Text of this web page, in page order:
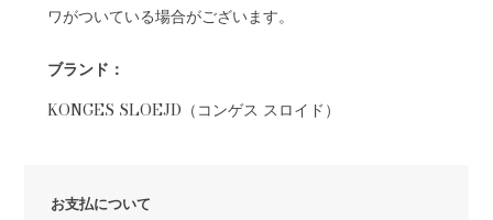
ワがついている場合がございます。
ブランド：
KONGES SLOEJD（コンゲス スロイド）
お支払について